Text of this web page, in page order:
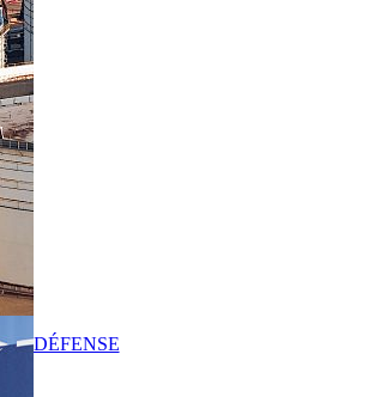
DÉFENSE